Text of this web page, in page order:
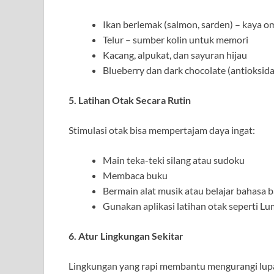
Ikan berlemak (salmon, sarden) – kaya
Telur – sumber kolin untuk memori
Kacang, alpukat, dan sayuran hijau
Blueberry dan dark chocolate
5. Latihan Otak Secara Rutin
Stimulasi otak bisa mempertajam daya ingat:
Main teka-teki silang atau sudoku
Membaca buku
Bermain alat musik atau belajar bahasa
Gunakan aplikasi latihan otak seperti
6. Atur Lingkungan Sekitar
Lingkungan yang rapi membantu mengurangi